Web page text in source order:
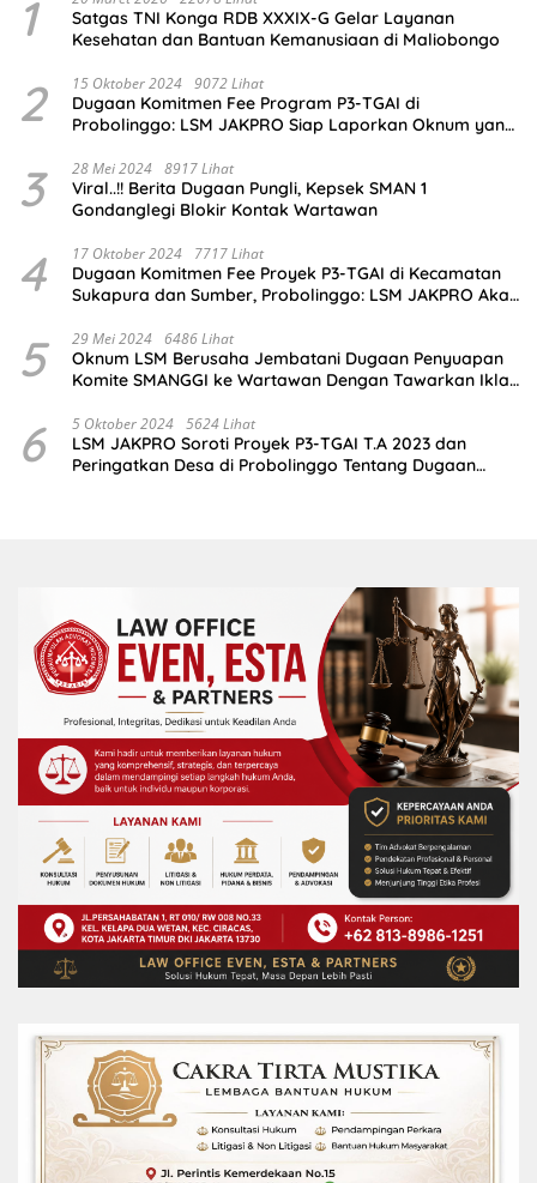
1
Satgas TNI Konga RDB XXXIX-G Gelar Layanan
Kesehatan dan Bantuan Kemanusiaan di Maliobongo
2 15 Oktober 2024 9072 Lihat
Dugaan Komitmen Fee Program P3-TGAI di
Probolinggo: LSM JAKPRO Siap Laporkan Oknum yang
3 28 Mei 2024 8917 Lihat
Viral..!! Berita Dugaan Pungli, Kepsek SMAN 1
Gondanglegi Blokir Kontak Wartawan
4 17 Oktober 2024 7717 Lihat
Dugaan Komitmen Fee Proyek P3-TGAI di Kecamatan
Sukapura dan Sumber, Probolinggo: LSM JAKPRO Akan
5 29 Mei 2024 6486 Lihat
Oknum LSM Berusaha Jembatani Dugaan Penyuapan
Komite SMANGGI ke Wartawan Dengan Tawarkan Iklan
6 5 Oktober 2024 5624 Lihat
LSM JAKPRO Soroti Proyek P3-TGAI T.A 2023 dan
Peringatkan Desa di Probolinggo Tentang Dugaan